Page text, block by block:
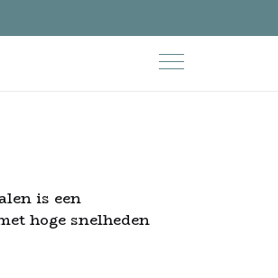
is een
hoge snelheden